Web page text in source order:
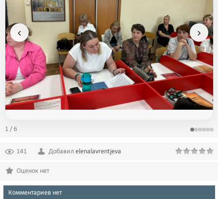
‹ ›
1 / 6
141 Добавил elenalavrentjeva
Оценок нет
Комментариев нет